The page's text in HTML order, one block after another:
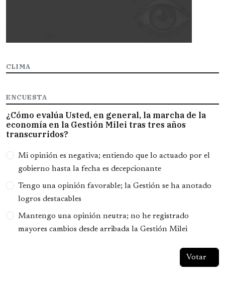
CLIMA
ENCUESTA
¿Cómo evalúa Usted, en general, la marcha de la
economía en la Gestión Milei tras tres años
transcurridos?
Opciones
Mi opinión es negativa; entiendo que lo actuado por el
gobierno hasta la fecha es decepcionante
Tengo una opinión favorable; la Gestión se ha anotado
logros destacables
Mantengo una opinión neutra; no he registrado
mayores cambios desde arribada la Gestión Milei